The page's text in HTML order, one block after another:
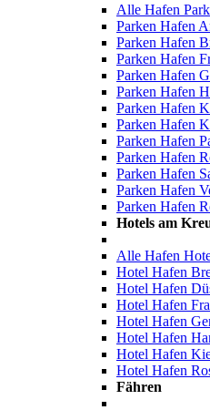
Alle Hafen
Parken Hafen
Parken Hafen
Parken Hafen
Parken Hafen
Parken Hafen
Parken Hafen
Parken Hafen
Parken Hafen
Parken Hafen
Parken Hafen
Parken Hafen
Parken Hafen
Hotels am
Alle Hafen
Hotel Hafen
Hotel Hafen
Hotel Hafen
Hotel Hafen
Hotel Hafen
Hotel Hafen
Hotel Hafen
Fähren